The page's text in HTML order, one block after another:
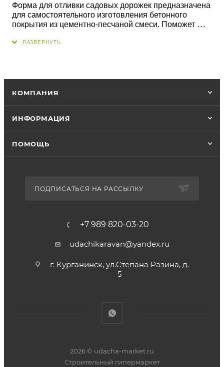
Форма для отливки садовых дорожек предназначена
для самостоятельного изготовления бетонного
покрытия из цементно-песчаной смеси. Поможет
отдыха. Проста в использовании, позволяет заливать
КОМПАНИЯ
ИНФОРМАЦИЯ
ПОМОЩЬ
ПОДПИСАТЬСЯ НА РАССЫЛКУ
+7 989 820-03-20
udachikaravan@yandex.ru
г. Курганинск, ул.Степана Разина, д.
5
2026 © udacha-market.ru
Строительный гипермаркет